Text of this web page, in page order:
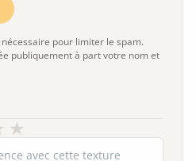
pour limiter le spam.
publiquement à part votre nom et
★